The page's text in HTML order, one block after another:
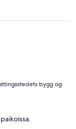
bygg og